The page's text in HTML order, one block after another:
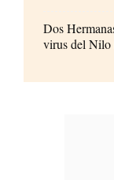
Dos
virus del Nilo